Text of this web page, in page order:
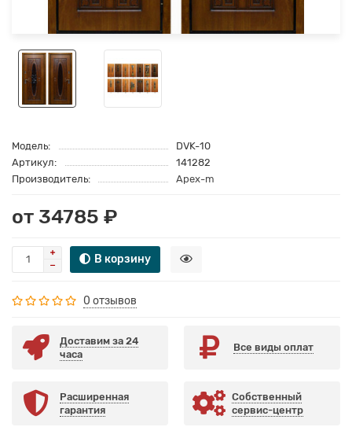
Модель:
DVK-10
Артикул:
141282
Производитель:
Apex-m
от 34785 ₽
В корзину
0 отзывов
Доставим за 24
часа
Все виды оплат
Расширенная
гарантия
Собственный
сервис-центр